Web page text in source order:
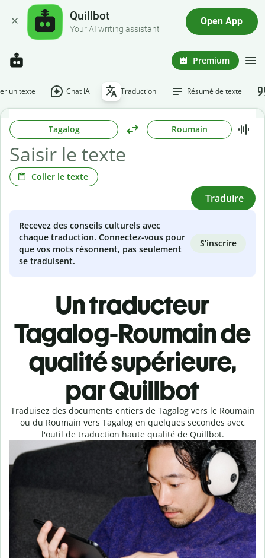
Quillbot
Your AI writing assistant
Open App
Premium
un texte Chat IA Traduction Résumé de texte
Tagalog Roumain
Coller le texte
Traduire
Recevez des conseils culturels avec
chaque traduction. Connectez-vous pour
que vos mots résonnent, pas seulement
se traduisent.
S’inscrire
Un traducteur
Tagalog-Roumain de
qualité supérieure,
par Quillbot
Traduisez des documents entiers de Tagalog vers le Roumain
ou du Roumain vers Tagalog en quelques secondes avec
l'outil de traduction haute qualité de Quillbot.